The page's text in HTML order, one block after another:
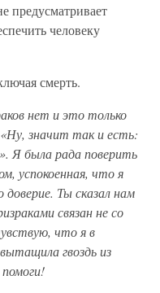
предусматривает
человеку
смерть.
нет и это только
«Ну, значит так и есть:
Я была рада поверить
успокоенная, что я
Ты сказал нам
связан не со
что я в
гвоздь из